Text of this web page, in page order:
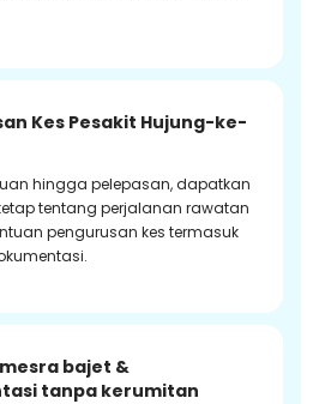
Kes Pesakit Hujung-ke-
hingga pelepasan, dapatkan
tentang perjalanan rawatan
pengurusan kes termasuk
bajet &
tanpa kerumitan